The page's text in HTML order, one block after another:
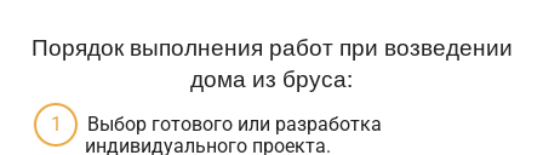
Порядок выполнения работ при возведении
дома из бруса:
Выбор готового или разработка
индивидуального проекта.